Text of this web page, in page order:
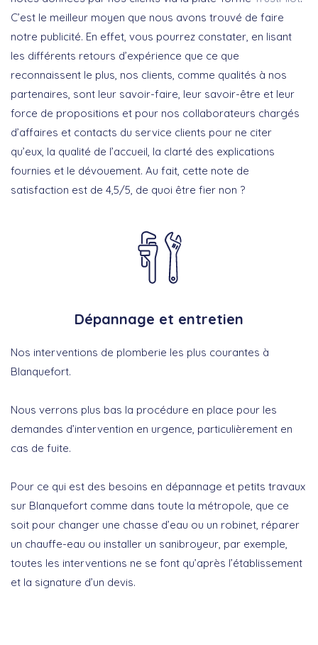
C’est le meilleur moyen que nous avons trouvé de faire
notre publicité. En effet, vous pourrez constater, en lisant
les différents retours d’expérience que ce que
reconnaissent le plus, nos clients, comme qualités à nos
partenaires, sont leur savoir-faire, leur savoir-être et leur
force de propositions et pour nos collaborateurs chargés
d’affaires et contacts du service clients pour ne citer
qu’eux, la qualité de l’accueil, la clarté des explications
fournies et le dévouement. Au fait, cette note de
satisfaction est de 4,5/5, de quoi être fier non ?
Dépannage et entretien
Nos interventions de plomberie les plus courantes à
Blanquefort.
Nous verrons plus bas la procédure en place pour les
demandes d’intervention en urgence, particulièrement en
cas de fuite.
Pour ce qui est des besoins en dépannage et petits travaux
sur Blanquefort comme dans toute la métropole, que ce
soit pour changer une chasse d’eau ou un robinet, réparer
un chauffe-eau ou installer un sanibroyeur, par exemple,
toutes les interventions ne se font qu’après l’établissement
et la signature d’un devis.